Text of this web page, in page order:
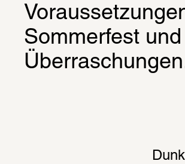
Sommerfest